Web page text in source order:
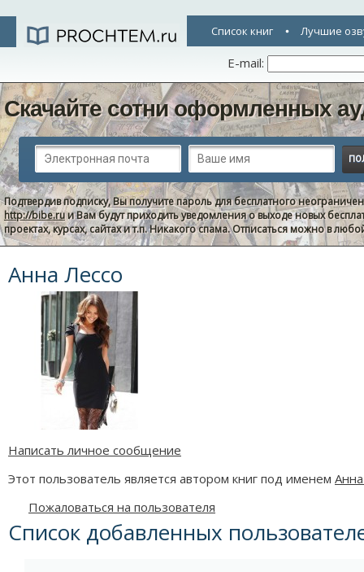
Список книг Лучшие
E-mail:
Скачайте сотни оформленных
Подтвердив подписку, Вы получите пароль для бесплатного
http://bibe.ruи Вам будут приходить уведомления о выходе новых
проектах, курсах, сайтах и т.п. Никакого спама. Отписаться можно в
Анна Лессо
Написать личное сообщение
Этот пользователь является автором книг под именем
Пожаловаться на пользователя
Список добавленных